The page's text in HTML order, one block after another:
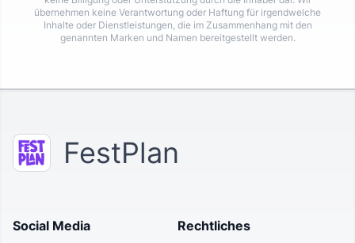
übernehmen keine Verantwortung oder Haftung für irgendwelche
Inhalte oder Dienstleistungen, die im Zusammenhang mit den
genannten Marken und Namen bereitgestellt werden.
FestPlan
Social Media Rechtliches